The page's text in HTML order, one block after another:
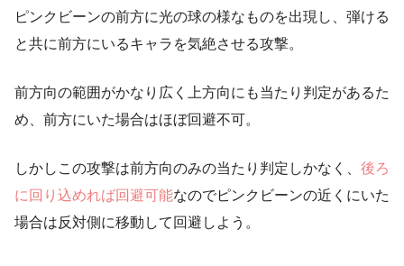
ピンクビーンの前方に光の球の様なものを出現し、弾ける
と共に前方にいるキャラを気絶させる攻撃。
前方向の範囲がかなり広く上方向にも当たり判定があるた
め、前方にいた場合はほぼ回避不可。
しかしこの攻撃は前方向のみの当たり判定しかなく、 後ろ
に回り込めれば回避可能なのでピンクビーンの近くにいた
場合は反対側に移動して回避しよう。